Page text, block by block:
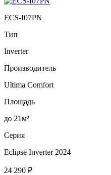
ECS-I07PN
Тип
Inverter
Производитель
Ultima Comfort
Площадь
до 21м²
Серия
Eclipse Inverter 2024
24 290 ₽